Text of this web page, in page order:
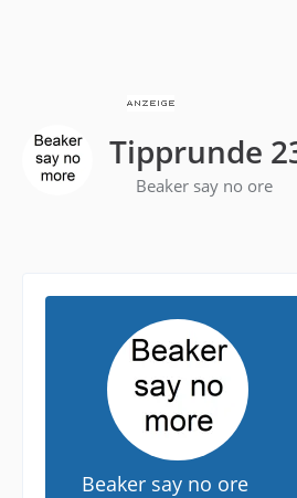
Tipprunde
Beaker say no ore
Beaker say no ore